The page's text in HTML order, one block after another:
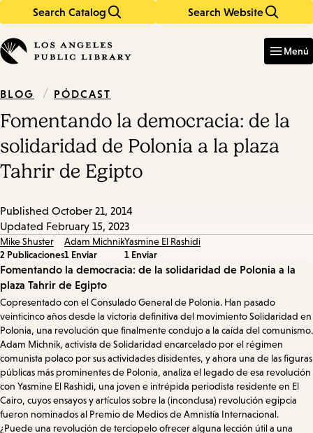
Search Catalog Search Website
in
keywords
Menú
BLOG / PÓDCAST
Fomentando la democracia: de la
solidaridad de Polonia a la plaza
Tahrir de Egipto
Published October 21, 2014
Updated February 15, 2023
Mike Shuster
2 Publicaciones
Adam Michnik
1 Enviar
Yasmine El Rashidi
1 Enviar
Episode
Details
Fomentando la democracia: de la solidaridad de Polonia a la
plaza Tahrir de Egipto
Copresentado con el Consulado General de Polonia. Han pasado
veinticinco años desde la victoria definitiva del movimiento Solidaridad en
Polonia, una revolución que finalmente condujo a la caída del comunismo.
Adam Michnik, activista de Solidaridad encarcelado por el régimen
comunista polaco por sus actividades disidentes, y ahora una de las figuras
públicas más prominentes de Polonia, analiza el legado de esa revolución
con Yasmine El Rashidi, una joven e intrépida periodista residente en El
Cairo, cuyos ensayos y artículos sobre la (inconclusa) revolución egipcia
fueron nominados al Premio de Medios de Amnistía Internacional.
¿Puede una revolución de terciopelo ofrecer alguna lección útil a una